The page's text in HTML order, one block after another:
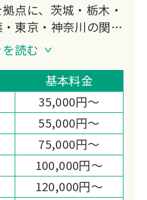
点に、茨城・栃木・
東京・神奈川の関東
生前整理・特殊清
す。
分・お焚き上げ・遺
ビスを揃え、損害保
フ対応の安心体制が
読む
基本料金
35,000円～
55,000円～
75,000円～
100,000円～
120,000円～